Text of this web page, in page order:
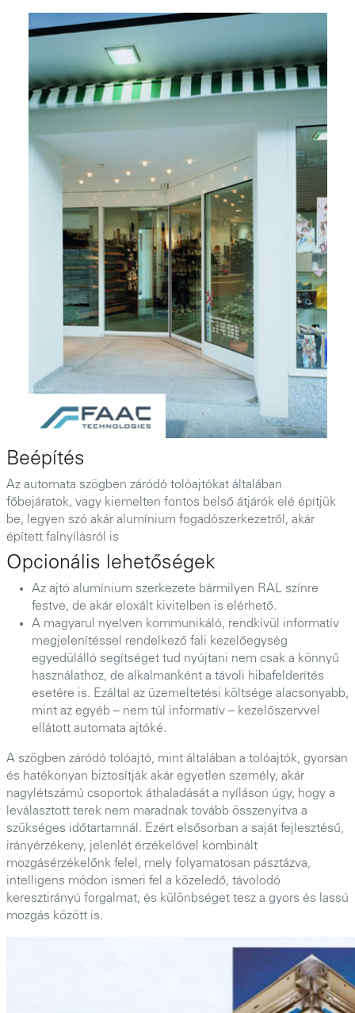
Beépítés
Az automata szögben záródó tolóajtókat általában
főbejáratok, vagy kiemelten fontos belső átjárók elé építjük
be, legyen szó akár alumínium fogadószerkezetről, akár
épített falnyílásról is
Opcionális lehetőségek
Az ajtó alumínium szerkezete bármilyen RAL színre
festve, de akár eloxált kivitelben is elérhető.
A magyarul nyelven kommunikáló, rendkívül informatív
megjelenítéssel rendelkező fali kezelőegység
egyedülálló segítséget tud nyújtani nem csak a könnyű
használathoz, de alkalmanként a távoli hibafelderítés
esetére is. Ezáltal az üzemeltetési költsége alacsonyabb,
mint az egyéb – nem túl informatív – kezelőszervvel
ellátott automata ajtóké.
A szögben záródó tolóajtó, mint általában a tolóajtók, gyorsan
és hatékonyan biztosítják akár egyetlen személy, akár
nagylétszámú csoportok áthaladását a nyíláson úgy, hogy a
leválasztott terek nem maradnak tovább összenyitva a
szükséges időtartamnál. Ezért elsősorban a saját fejlesztésű,
irányérzékeny, jelenlét érzékelővel kombinált
mozgásérzékelőnk felel, mely folyamatosan pásztázva,
intelligens módon ismeri fel a közeledő, távolodó
keresztirányú forgalmat, és különbséget tesz a gyors és lassú
mozgás között is.